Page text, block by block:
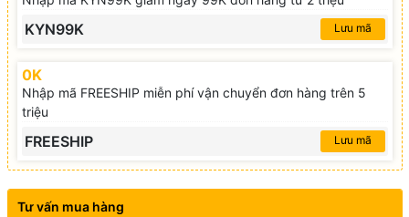
KYN99K Lưu mã
0K
Nhập mã FREESHIP miễn phí vận chuyển đơn hàng trên 5
triệu
FREESHIP Lưu mã
Tư vấn mua hàng